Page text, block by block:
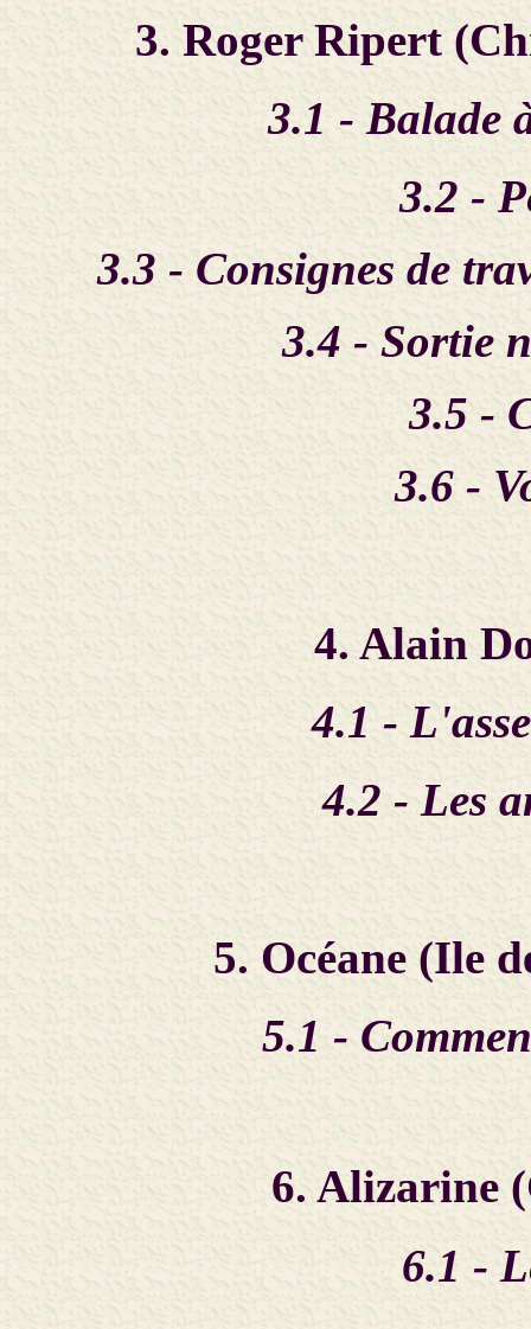
3. Roger Ripert
3.1 - Balade
3.2 -
3.3 - Consignes de
3.4 - Sortie
3.5 -
3.6 -
4. Alain
4.1 -
4.2 - Les
5. Océane (Ile
5.1 -
6. Alizarine
6.1 -